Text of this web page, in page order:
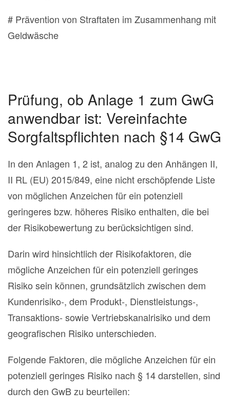
# Prävention von Straftaten im Zusammenhang mit
Geldwäsche
Prüfung, ob Anlage 1 zum GwG
anwendbar ist: Vereinfachte
Sorgfaltspflichten nach §14 GwG
In den Anlagen 1, 2 ist, analog zu den Anhängen II,
II RL (EU) 2015/849, eine nicht erschöpfende Liste
von möglichen Anzeichen für ein potenziell
geringeres bzw. höheres Risiko enthalten, die bei
der Risikobewertung zu berücksichtigen sind.
Darin wird hinsichtlich der Risikofaktoren, die
mögliche Anzeichen für ein potenziell geringes
Risiko sein können, grundsätzlich zwischen dem
Kundenrisiko-, dem Produkt-, Dienstleistungs-,
Transaktions- sowie Vertriebskanalrisiko und dem
geografischen Risiko unterschieden.
Folgende Faktoren, die mögliche Anzeichen für ein
potenziell geringes Risiko nach § 14 darstellen, sind
durch den GwB zu beurteilen: